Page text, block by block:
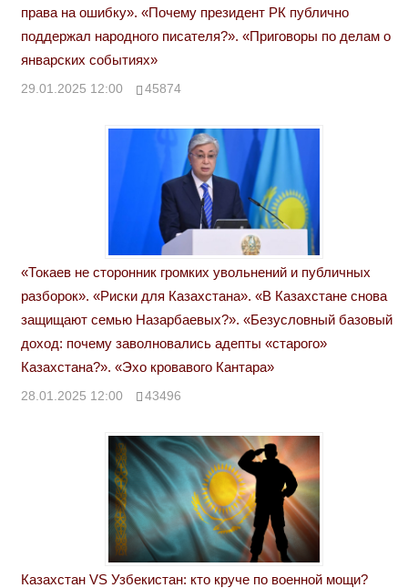
права на ошибку». «Почему президент РК публично
поддержал народного писателя?». «Приговоры по делам о
январских событиях»
29.01.2025 12:00 45874
«Токаев не сторонник громких увольнений и публичных
разборок». «Риски для Казахстана». «В Казахстане снова
защищают семью Назарбаевых?». «Безусловный базовый
доход: почему заволновались адепты «старого»
Казахстана?». «Эхо кровавого Кантара»
28.01.2025 12:00 43496
Казахстан VS Узбекистан: кто круче по военной мощи?